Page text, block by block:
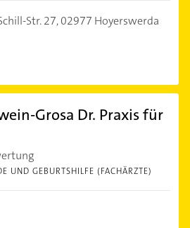
Str. 27,02977 Hoyerswerda
Grosa Dr. Praxis für
UND GEBURTSHILFE (FACHÄRZTE)